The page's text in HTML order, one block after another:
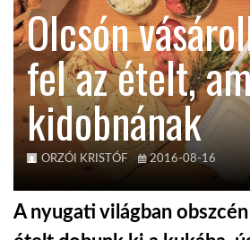
GLOBOTV
AFRIKA TUDÁSTÁR
A NAP SZÉPE
LINKTR.EE
Olcsón
fel az ételt,
kidobnának
ORZÓI KRISTÓF 2016-08-16
A nyugati világban